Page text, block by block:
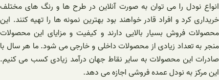
انواع نودل را می توان به صورت آنلاین در طرح ها و رنگ های مختلف
خریداری کرد و افراد قادر خواهند بود بهترین نمونه ها را تهیه کنند. این
محصولات فروش بسیار بالایی دارند و کیفیت و مزایای این محصولات
منجر به تعداد زیادی از محصولات داخلی و خارجی می شود. ما هر سال با
صادرات این محصولات به سایر نقاط جهان درآمد زیادی کسب می کنیم.
این مرکز به نودل عمده فروشی اجازه می دهد.